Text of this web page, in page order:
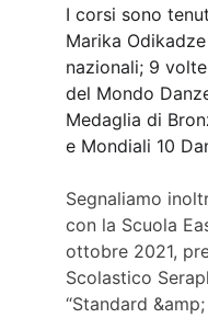
I corsi sono
Marika
nazionali; 9
del Mondo
Medaglia di
e Mondiali 10
Segnaliamo
con la Scuola
ottobre 2021,
Scolastico
“Standard